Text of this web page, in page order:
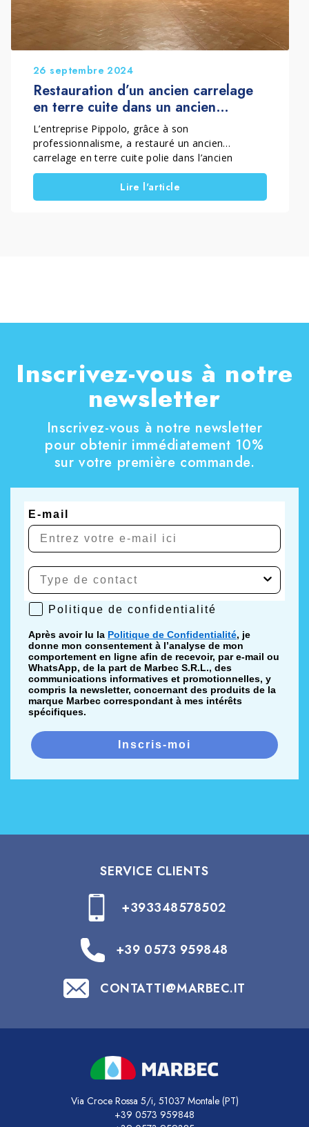
26 septembre 2024
Restauration d’un ancien carrelage
en terre cuite dans un ancien
oratoire du centre de Bologne
L’entreprise Pippolo, grâce à son
professionnalisme, a restauré un ancien
carrelage en terre cuite polie dans l’ancien
oratoire San Filippo Neri. Cette intervention a été
essentielle pour redonner son éclat à un
carrelage historique représentant un véritable
Lire l'article
Inscrivez-vous à notre
newsletter
Inscrivez-vous à notre newsletter
pour obtenir immédiatement 10%
sur votre première commande.
E-mail
Politique de confidentialité
Politique de confidentialité
Après avoir lu la Politique de Confidentialité, je
donne mon consentement à l’analyse de mon
comportement en ligne afin de recevoir, par e-mail ou
WhatsApp, de la part de Marbec S.R.L., des
communications informatives et promotionnelles, y
compris la newsletter, concernant des produits de la
marque Marbec correspondant à mes intérêts
spécifiques.
Inscris-moi
SERVICE CLIENTS
+393348578502
+39 0573 959848
CONTATTI@MARBEC.IT
Via Croce Rossa 5/i, 51037 Montale (PT)
+39 0573 959848